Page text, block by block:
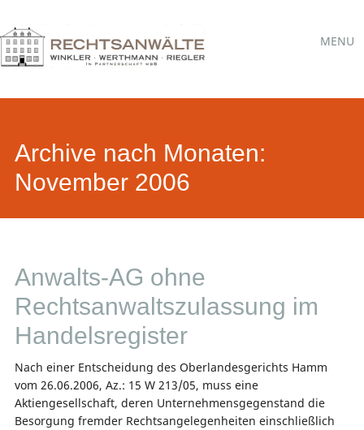
MENU
Archive nach Monaten:
November 2006
Anwalts-AG ohne
Rechtsanwaltszulassung im
Handelsregister
Nach einer Entscheidung des Oberlandesgerichts Hamm
vom 26.06.2006, Az.: 15 W 213/05, muss eine
Aktiengesellschaft, deren Unternehmensgegenstand die
Besorgung fremder Rechtsangelegenheiten einschließlich